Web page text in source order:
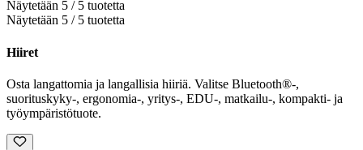
Näytetään 5 / 5 tuotetta
Näytetään 5 / 5 tuotetta
Hiiret
Osta langattomia ja langallisia hiiriä. Valitse Bluetooth®-,
suorituskyky-, ergonomia-, yritys-, EDU-, matkailu-, kompakti- ja
työympäristötuote.